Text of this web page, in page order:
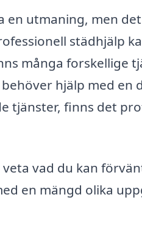
en utmaning, men
städhjälp
många forskellige
hjälp med en
tjänster, finns det
vad du kan
en mängd olika